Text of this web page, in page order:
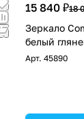
15 840 ₽18
Зеркало
белый
Арт. 45890